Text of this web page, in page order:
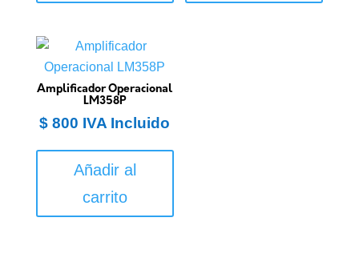
Amplificador Operacional
LM358P
$ 800 IVA Incluido
Añadir al
carrito